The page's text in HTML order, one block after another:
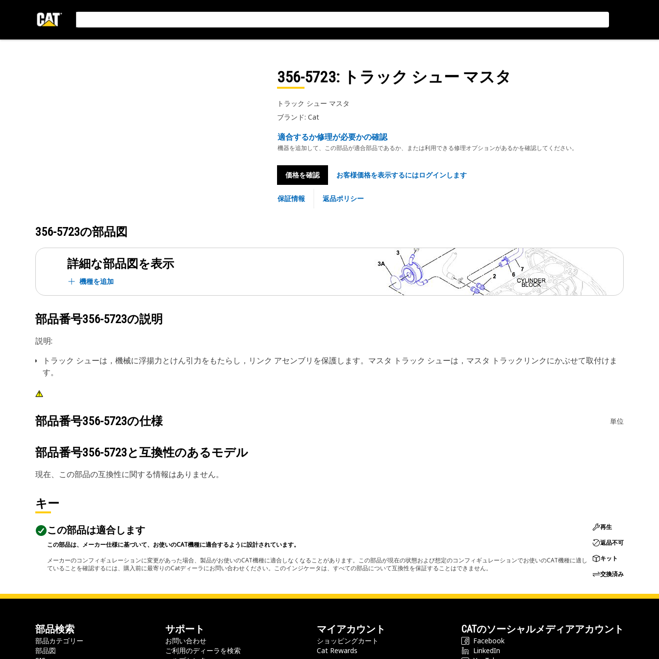
356-5723: トラック シュー マスタ
トラック シュー マスタ
ブランド: Cat
適合するか修理が必要かの確認
機器を追加して、この部品が適合部品であるか、または利用できる修理オプションがあるかを確認してください。
価格を確認 お客様価格を表示するにはログインします
保証情報 返品ポリシー
356-5723の部品図
詳細な部品図を表示
機種を追加
部品番号356-5723の説明
説明:
トラック シューは，機械に浮揚力とけん引力をもたらし，リンク アセンブリを保護します。マスタ トラック シューは，マスタ トラックリンクにかぶせて取付けま
す。
部品番号356-5723の仕様 単位
部品番号356-5723と互換性のあるモデル
現在、この部品の互換性に関する情報はありません。
キー
この部品は適合します
この部品は、メーカー仕様に基づいて、お使いのCAT機種に適合するように設計されています。
メーカーのコンフィギュレーションに変更があった場合、製品がお使いのCAT機種に適合しなくなることがあります。この部品が現在の状態および想定のコンフィギュレーションでお使いのCAT機種に適し
ていることを確認するには、購入前に最寄りのCatディーラにお問い合わせください。このインジケータは、すべての部品について互換性を保証することはできません。
再生
返品不可
キット
交換済み
部品検索
部品カテゴリー
部品図
サポート
お問い合わせ
ご利用のディーラを検索
マイアカウント
ショッピングカート
Cat Rewards
CATのソーシャルメディアアカウント
Facebook
LinkedIn